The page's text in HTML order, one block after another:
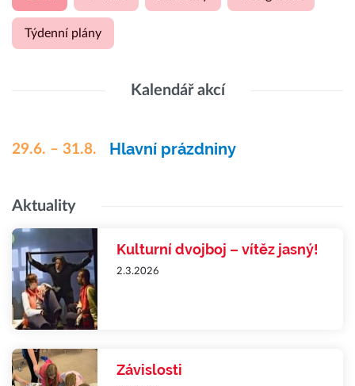
Týdenní plány
Kalendář akcí
29.6. – 31.8. Hlavní prázdniny
Aktuality
Kulturní dvojboj – vítěz jasný!
2.3.2026
Závislosti